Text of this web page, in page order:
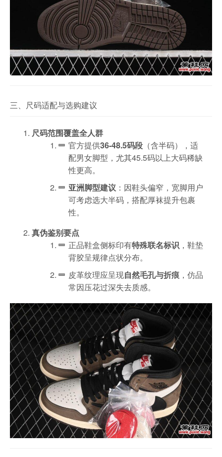
三、尺码适配与选购建议
尺码范围覆盖全人群
官方提供36-48.5码段 （含半码），适
配男女脚型，尤其45.5码以上大码稀缺
性更高。
亚洲脚型建议 ：因鞋头偏窄，宽脚用户
可考虑选大半码，搭配厚袜提升包裹
性。
真伪鉴别要点
正品鞋盒侧标印有特殊联名标识 ，鞋垫
背胶呈规律点状分布。
皮革纹理应呈现自然毛孔与折痕 ，仿品
常因压花过深失去质感。